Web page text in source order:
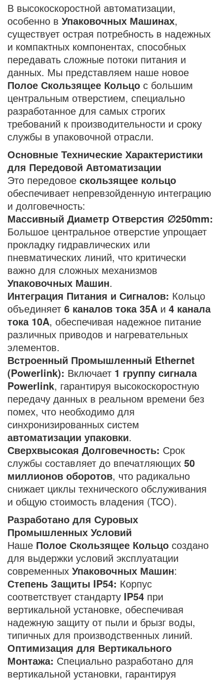
В высокоскоростной автоматизации,
особенно в Упаковочных Машинах,
существует острая потребность в надежных
и компактных компонентах, способных
передавать сложные потоки питания и
данных. Мы представляем наше новое
Полое Скользящее Кольцо с большим
центральным отверстием, специально
разработанное для самых строгих
требований к производительности и сроку
службы в упаковочной отрасли.
Основные Технические Характеристики
для Передовой Автоматизации
Это передовое скользящее кольцо
обеспечивает непревзойденную интеграцию
и долговечность:
Массивный Диаметр Отверстия ∅250mm:
Большое центральное отверстие упрощает
прокладку гидравлических или
пневматических линий, что критически
важно для сложных механизмов
Упаковочных Машин.
Интеграция Питания и Сигналов: Кольцо
объединяет 6 каналов тока 35A и 4 канала
тока 10A, обеспечивая надежное питание
различных приводов и нагревательных
элементов.
Встроенный Промышленный Ethernet
(Powerlink): Включает 1 группу сигнала
Powerlink, гарантируя высокоскоростную
передачу данных в реальном времени без
помех, что необходимо для
синхронизированных систем
автоматизации упаковки.
Сверхвысокая Долговечность: Срок
службы составляет до впечатляющих 50
миллионов оборотов, что радикально
снижает циклы технического обслуживания
и общую стоимость владения (TCO).
Разработано для Суровых
Промышленных Условий
Наше Полое Скользящее Кольцо создано
для выдержки условий эксплуатации
современных Упаковочных Машин:
Степень Защиты IP54: Корпус
соответствует стандарту IP54 при
вертикальной установке, обеспечивая
надежную защиту от пыли и брызг воды,
типичных для производственных линий.
Оптимизация для Вертикального
Монтажа: Специально разработано для
вертикальной установки, гарантируя